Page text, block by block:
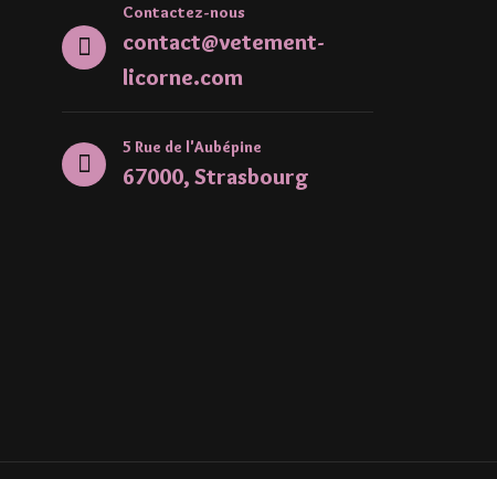
Contactez-nous
contact@vetement-
licorne.com
5 Rue de l'Aubépine
67000, Strasbourg